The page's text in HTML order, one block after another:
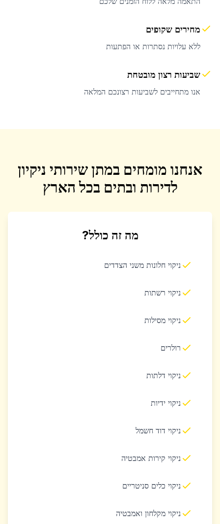
מחירים שקופים
ללא עלויות נסתרות או הפתעות
שביעות רצון מובטחת
אנו מתחייבים לשביעות רצונכם המלאה
אנחנו מומחים במתן שירותי ניקיון
לדירות ובתים בכל הארץ
מה זה כולל?
ניקוי חלונות משני הצדדים
ניקוי רשתות
ניקוי מסילות
רולרים
ניקוי דלתות
ניקוי ידיות
ניקוי דוד חשמל
ניקוי קירות אמבטיה
ניקוי כלים סניטריים
ניקוי מקלחון ואמבטיה